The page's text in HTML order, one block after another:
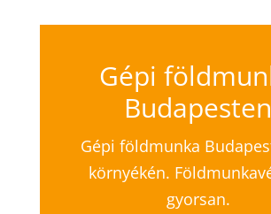
Gépi
Budapesten
Gépi földmunka
környékén.
gyorsan.